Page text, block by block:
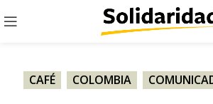
CAFÉ COLOMBIA